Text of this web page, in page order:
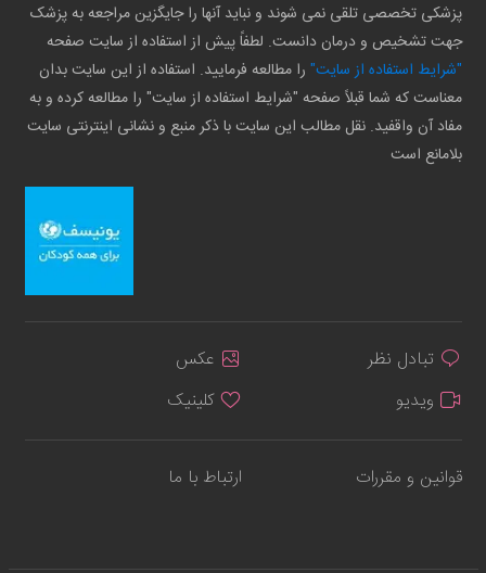
پزشکی تخصصی تلقی نمی شوند و نباید آنها را جایگزین مراجعه به پزشک
جهت تشخیص و درمان دانست. لطفاً پیش از استفاده از سایت صفحه
"شرایط استفاده از سایت" را مطالعه فرمایید. استفاده از این سایت بدان
معناست که شما قبلاً صفحه "شرایط استفاده از سایت" را مطالعه کرده و به
مفاد آن واقفید. نقل مطالب این سایت با ذکر منبع و نشانی اینترنتی سایت
بلامانع است
تبادل نظر
عکس
ویدیو
کلینیک
قوانین و مقررات ارتباط با ما